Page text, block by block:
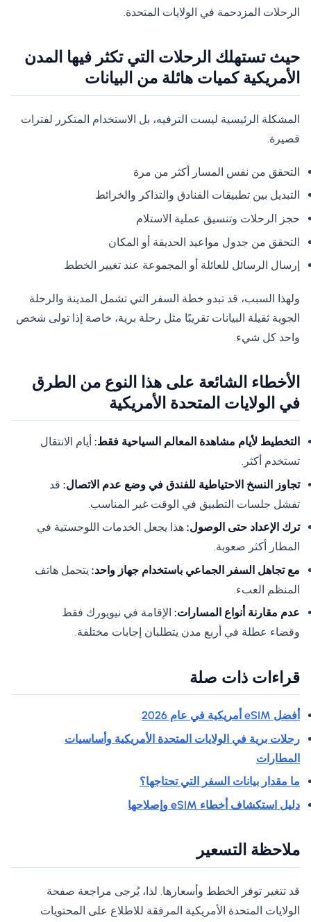
الرحلات المزدحمة في الولايات المتحدة.
حيث تستهلك الرحلات التي تكثر فيها المدن
الأمريكية كميات هائلة من البيانات
المشكلة الرئيسية ليست الترفيه، بل الاستخدام المتكرر لفترات
قصيرة.
التحقق من نفس المسار أكثر من مرة
التبديل بين تطبيقات الفنادق والتذاكر والخرائط
حجز الرحلات وتنسيق عملية الاستلام
التحقق من جدول مواعيد الحديقة أو المكان
إرسال الرسائل للعائلة أو المجموعة عند تغيير الخطط
ولهذا السبب، قد تبدو خطة السفر التي تشمل المدينة والرحلة
الجوية ثقيلة البيانات تقريبًا مثل رحلة برية، خاصة إذا تولى شخص
واحد كل شيء.
الأخطاء الشائعة على هذا النوع من الطرق
في الولايات المتحدة الأمريكية
التخطيط لأيام مشاهدة المعالم السياحية فقط: أيام الانتقال
تستخدم أكثر.
تجاوز النسخ الاحتياطية للفندق في وضع عدم الاتصال: قد
تفشل جلسات التطبيق في الوقت غير المناسب.
ترك الإعداد حتى الوصول: هذا يجعل الخدمات اللوجستية في
المطار أكثر صعوبة.
مع تجاهل السفر الجماعي باستخدام جهاز واحد: يتحمل هاتف
المنظم العبء.
عدم مقارنة أنواع المسارات: الإقامة في نيويورك فقط
وقضاء عطلة في أربع مدن يتطلبان إجابات مختلفة.
قراءات ذات صلة
أفضل eSIM أمريكية في عام 2026
رحلات برية في الولايات المتحدة الأمريكية وأساسيات
المطارات
ما مقدار بيانات السفر التي تحتاجها؟
دليل استكشاف أخطاء eSIM وإصلاحها
ملاحظة التسعير
قد تتغير توفر الخطط وأسعارها. لذا، يُرجى مراجعة صفحة
الولايات المتحدة الأمريكية المرفقة للاطلاع على المحتويات